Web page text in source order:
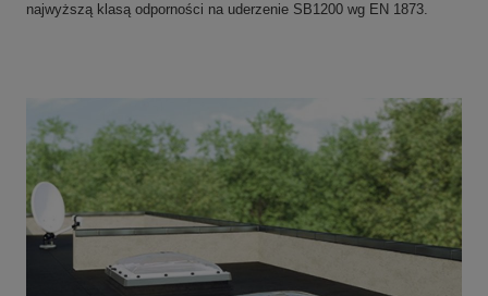
najwyższą klasą odporności na uderzenie SB1200 wg EN 1873.